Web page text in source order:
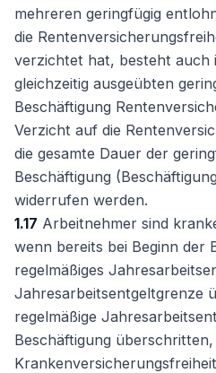
mehreren geringfügig
die
verzichtet hat, besteht auch
gleichzeitig ausgeübten
Beschäftigung
Verzicht auf die
die gesamte Dauer der
Beschäftigung
widerrufen werden.
1.17 Arbeitnehmer sind
wenn bereits bei Beginn der
regelmäßiges
Jahresarbeitsentgeltgrenze
regelmäßige
Beschäftigung